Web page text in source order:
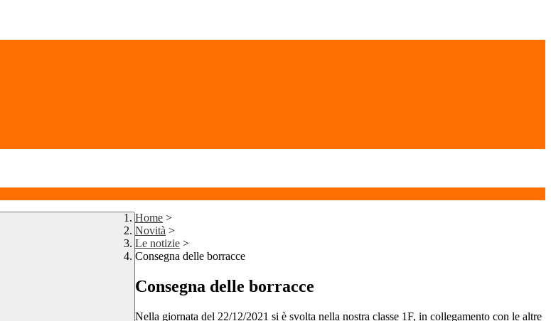
Home >
Novità >
Le notizie >
Consegna delle borracce
Consegna delle borracce
Nella giornata del 22/12/2021 si è svolta nella nostra classe 1F, in collegamento con le altre